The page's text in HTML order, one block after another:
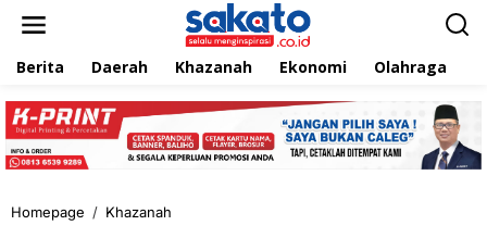
e
k
Berita Daerah Khazanah Ekonomi Olahraga
Homepage / Khazanah